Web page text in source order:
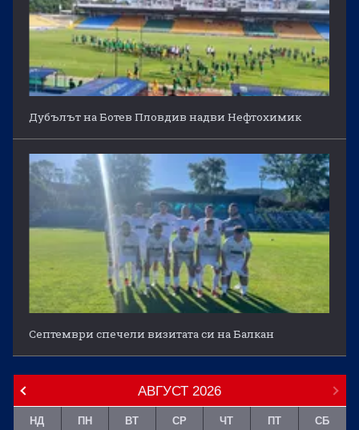
Дубълът на Ботев Пловдив надви Нефтохимик
Септември спечели визитата си на Балкан
АВГУСТ 2026
НД ПН ВТ СР ЧТ ПТ СБ